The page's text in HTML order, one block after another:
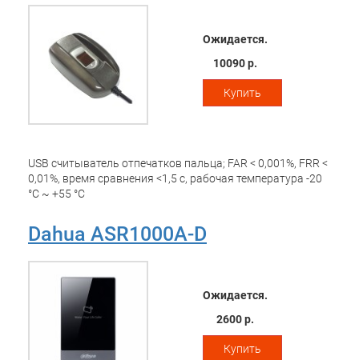
USB считыватель отпечатков пальца; FAR < 0,001%, FRR <
0,01%, время сравнения <1,5 c, рабочая температура -20
°C ~ +55 °C
Ожидается.
10090 р.
Купить
Dahua ASR1000A-D
Ожидается.
2600 р.
Купить